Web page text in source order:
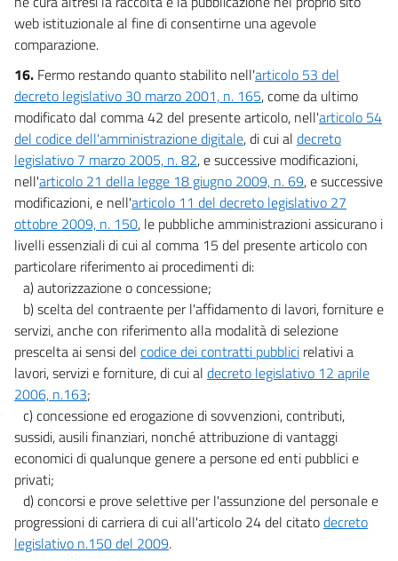
web istituzionale al fine di consentirne una agevole
comparazione.
16. Fermo restando quanto stabilito nell'articolo 53 del
decreto legislativo 30 marzo 2001, n. 165, come da ultimo
modificato dal comma 42 del presente articolo, nell'articolo 54
del codice dell'amministrazione digitale, di cui al decreto
legislativo 7 marzo 2005, n. 82, e successive modificazioni,
nell'articolo 21 della legge 18 giugno 2009, n. 69, e successive
modificazioni, e nell'articolo 11 del decreto legislativo 27
ottobre 2009, n. 150, le pubbliche amministrazioni assicurano i
livelli essenziali di cui al comma 15 del presente articolo con
particolare riferimento ai procedimenti di:
a) autorizzazione o concessione;
b) scelta del contraente per l'affidamento di lavori, forniture e
servizi, anche con riferimento alla modalità di selezione
prescelta ai sensi del codice dei contratti pubblici relativi a
lavori, servizi e forniture, di cui al decreto legislativo 12 aprile
2006, n.163;
c) concessione ed erogazione di sovvenzioni, contributi,
sussidi, ausili finanziari, nonché attribuzione di vantaggi
economici di qualunque genere a persone ed enti pubblici e
privati;
d) concorsi e prove selettive per l'assunzione del personale e
progressioni di carriera di cui all'articolo 24 del citatodecreto
legislativo n.150 del 2009.